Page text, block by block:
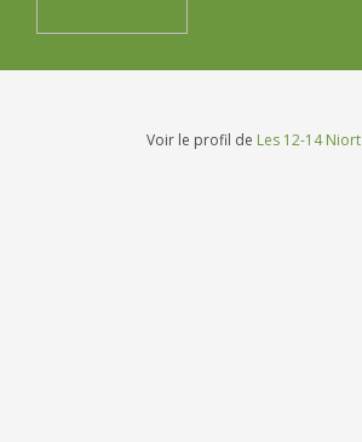
Voir le profil de Les 12-14 Niort